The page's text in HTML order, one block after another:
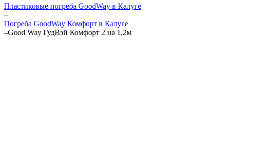
Пластиковые погреба GoodWay в Калуге
–
Погреба GoodWay Комфорт в Калуге
–Good Way ГудВэй Комфорт 2 на 1,2м